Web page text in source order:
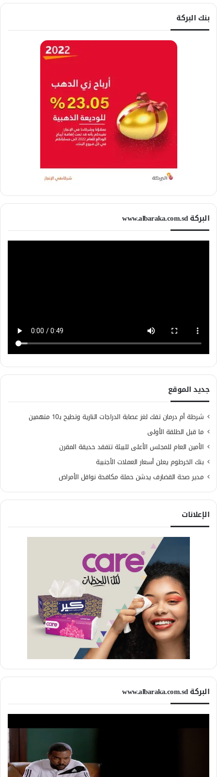
بنك البركة
البركة www.albaraka.com.sd
جديد الموقع
شرطة أم درمان تفك لغز عصابة الدراجات النارية وتطيح بـ10 متهمين
ما قبل الطلقة الأولى
الأمين العام للمجلس الأعلى للبيئة تتفقد حديقة المقرن
بنك الخرطوم يعلن أسعار العملات الأجنبية
مدير صحة القضارف يدشن حملة مكافحة نواقل الأمراض
الإعلانات
البركة www.albaraka.com.sd